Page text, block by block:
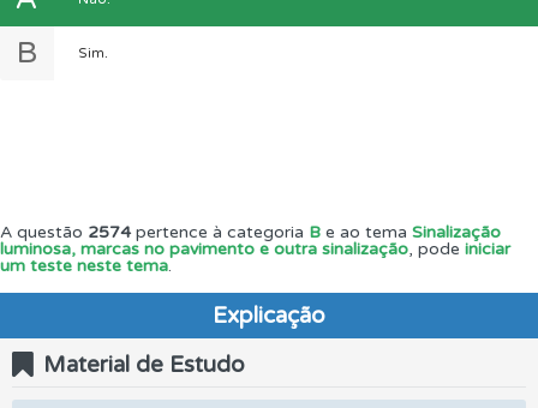
B Sim.
A questão 2574pertence à categoria B e ao tema Sinalização
luminosa, marcas no pavimento e outra sinalização, pode iniciar
um teste neste tema.
Explicação
Material de Estudo